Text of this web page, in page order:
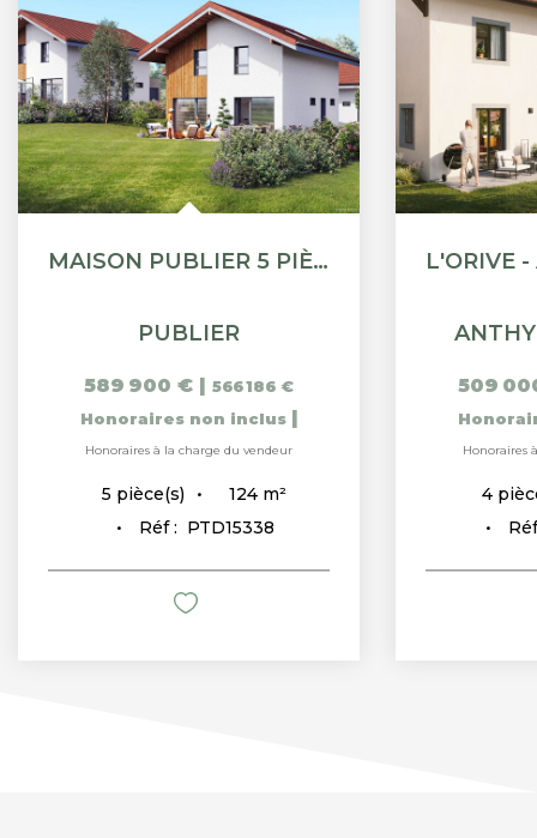
MAISON PUBLIER 5 PIÈCE(S) 124 M2
PUBLIER
589 900 € | 566 186 €
Honoraires non inclus |
Honoraires à la charge du vendeur
5 pièce(s) 124 m²
Réf : PTD15338
509
Honoraires
4